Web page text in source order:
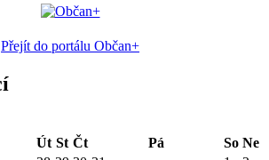
Přejít do portálu Občan+
Út St Čt Pá So Ne